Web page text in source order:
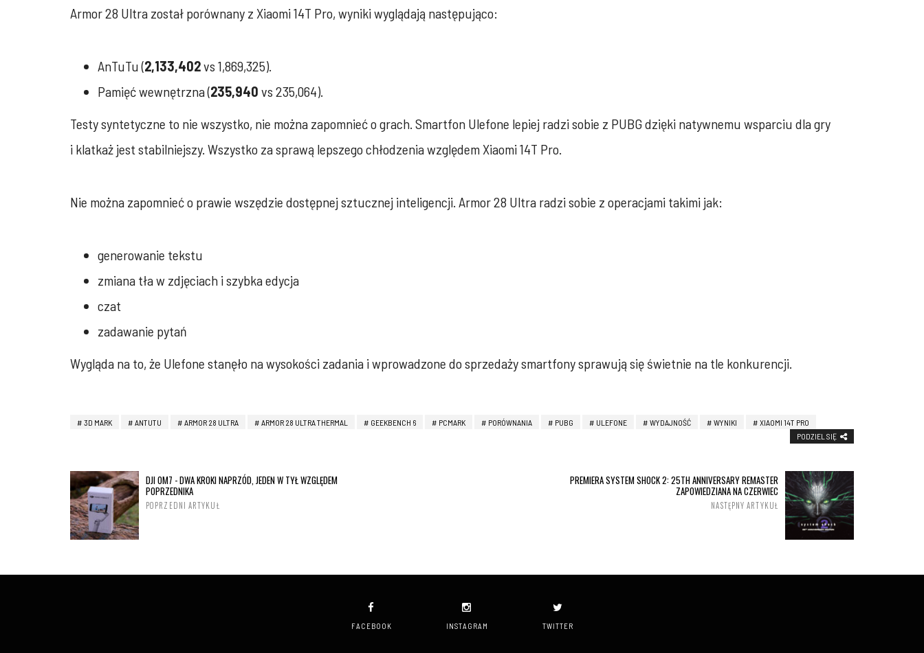
Armor 28 Ultra został porównany z Xiaomi 14T Pro, wyniki wyglądają następująco:
AnTuTu (2,133,402vs 1,869,325).
Pamięć wewnętrzna (235,940 vs 235,064).
Testy syntetyczne to nie wszystko, nie można zapomnieć o grach. Smartfon Ulefone lepiej radzi sobie z PUBG dzięki natywnemu wsparciu dla gry
i klatkaż jest stabilniejszy. Wszystko za sprawą lepszego chłodzenia względem Xiaomi 14T Pro.
Nie można zapomnieć o prawie wszędzie dostępnej sztucznej inteligencji. Armor 28 Ultra radzi sobie z operacjami takimi jak:
generowanie tekstu
zmiana tła w zdjęciach i szybka edycja
czat
zadawanie pytań
Wygląda na to, że Ulefone stanęło na wysokości zadania i wprowadzone do sprzedaży smartfony sprawują się świetnie na tle konkurencji.
3D MARK ANTUTU ARMOR 28 ULTRA ARMOR 28 ULTRA THERMAL GEEKBENCH 6 PCMARK PORÓWNANIA PUBG ULEFONE WYDAJNOŚĆ WYNIKI
XIAOMI 14T PRO
PODZIEL SIĘ
DJI OM7 - DWA KROKI NAPRZÓD, JEDEN W TYŁ WZGLĘDEM
POPRZEDNIKA
POPRZEDNI ARTYKUŁ
PREMIERA SYSTEM SHOCK 2: 25TH ANNIVERSARY REMASTER
ZAPOWIEDZIANA NA CZERWIEC
NASTĘPNY ARTYKUŁ
FACEBOOK INSTAGRAM TWITTER